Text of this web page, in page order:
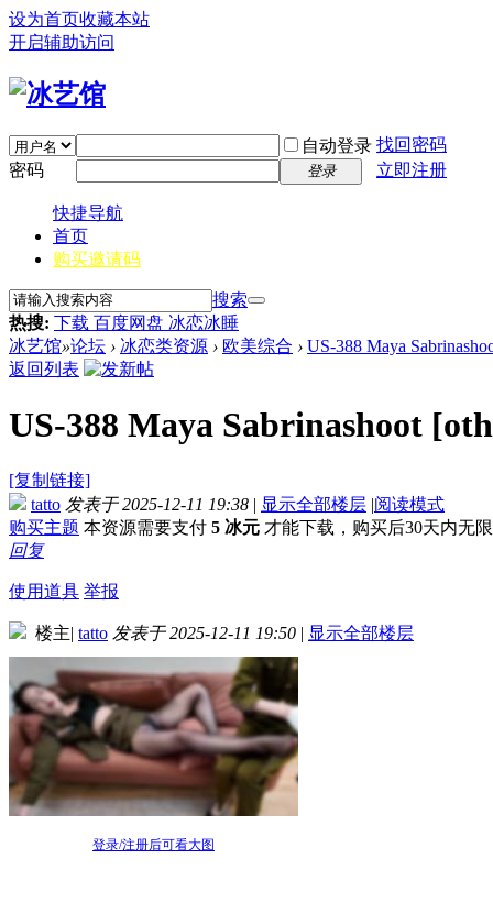
设为首页收藏本站
开启辅助访问
自动登录 找回密码
密码
登录 立即注册
快捷导航
首页
购买邀请码
搜索
热搜: 下载 百度网盘 冰恋冰睡
冰艺馆»论坛 › 冰恋类资源 › 欧美综合 › US-388 Maya
返回列表
US-388 Maya Sabrinashoot
[复制链接]
tatto 发表于 2025-12-11 19:38 | 显示全部楼层 |阅读模式
购买主题 本资源需要支付 5 冰元 才能下载，购买后30天内无
回复
使用道具 举报
楼主| tatto 发表于 2025-12-11 19:50 | 显示全部楼层
登录/注册后可看大图